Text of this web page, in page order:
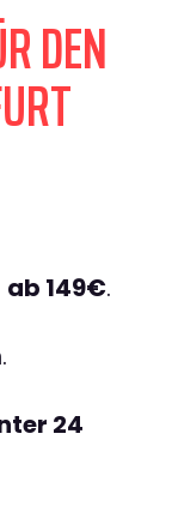
DEN
ab 149€.
24